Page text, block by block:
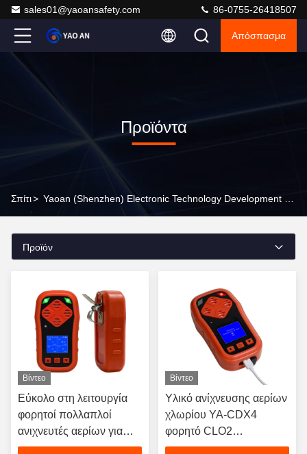
sales01@yaoansafety.com 86-0755-26418507
Απόσπασμα
Προϊόντα
Σπίτι>
Προϊόν
Βίντεο
Εύκολο στη λειτουργία
φορητοί πολλαπλοί
ανιχνευτές αερίων για
διαρροές πετρελαίου
Βίντεο
Υλικό ανίχνευσης αερίων
χλωρίου YA-CDX4
φορητό CLO2
συγκεντρωτικός